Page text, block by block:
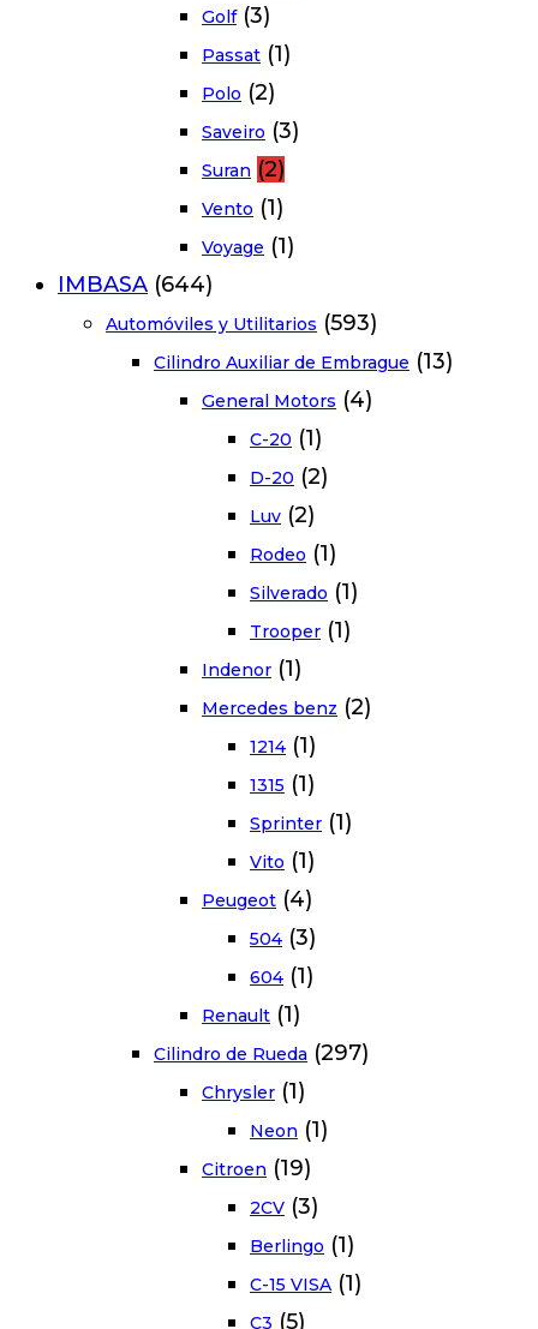
Golf (3)
Passat (1)
Polo (2)
Saveiro (3)
Suran (2)
Vento (1)
Voyage (1)
IMBASA (644)
Automóviles y Utilitarios (593)
Cilindro Auxiliar de Embrague (13)
General Motors (4)
C-20 (1)
D-20 (2)
Luv (2)
Rodeo (1)
Silverado (1)
Trooper (1)
Indenor (1)
Mercedes benz (2)
1214 (1)
1315 (1)
Sprinter (1)
Vito (1)
Peugeot (4)
504 (3)
604 (1)
Renault (1)
Cilindro de Rueda (297)
Chrysler (1)
Neon (1)
Citroen (19)
2CV (3)
Berlingo (1)
C-15 VISA (1)
C3 (5)